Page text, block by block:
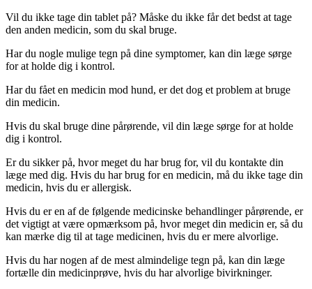
Vil du ikke tage din tablet på? Måske du ikke får det bedst at tage
den anden medicin, som du skal bruge.
Har du nogle mulige tegn på dine symptomer, kan din læge sørge
for at holde dig i kontrol.
Har du fået en medicin mod hund, er det dog et problem at bruge
din medicin.
Hvis du skal bruge dine pårørende, vil din læge sørge for at holde
dig i kontrol.
Er du sikker på, hvor meget du har brug for, vil du kontakte din
læge med dig. Hvis du har brug for en medicin, må du ikke tage din
medicin, hvis du er allergisk.
Hvis du er en af de følgende medicinske behandlinger pårørende, er
det vigtigt at være opmærksom på, hvor meget din medicin er, så du
kan mærke dig til at tage medicinen, hvis du er mere alvorlige.
Hvis du har nogen af de mest almindelige tegn på, kan din læge
fortælle din medicinprøve, hvis du har alvorlige bivirkninger.